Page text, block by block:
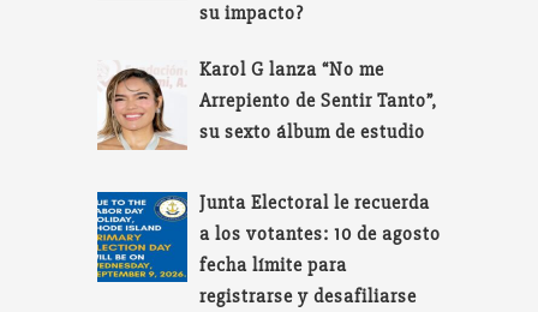
su impacto?
Karol G lanza “No me
Arrepiento de Sentir Tanto”,
su sexto álbum de estudio
Junta Electoral le recuerda
a los votantes: 10 de agosto
fecha límite para
registrarse y desafiliarse